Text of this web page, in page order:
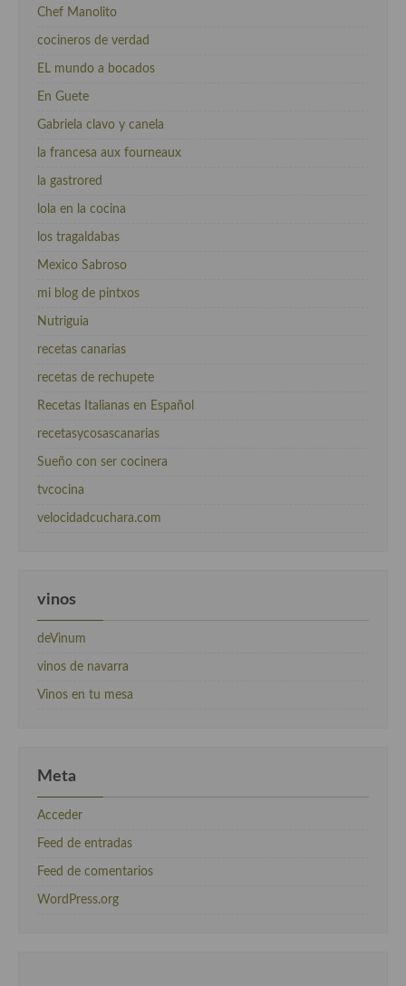
Chef Manolito
cocineros de verdad
EL mundo a bocados
En Guete
Gabriela clavo y canela
la francesa aux fourneaux
la gastrored
lola en la cocina
los tragaldabas
Mexico Sabroso
mi blog de pintxos
Nutriguia
recetas canarias
recetas de rechupete
Recetas Italianas en Español
recetasycosascanarias
Sueño con ser cocinera
tvcocina
velocidadcuchara.com
vinos
deVinum
vinos de navarra
Vinos en tu mesa
Meta
Acceder
Feed de entradas
Feed de comentarios
WordPress.org